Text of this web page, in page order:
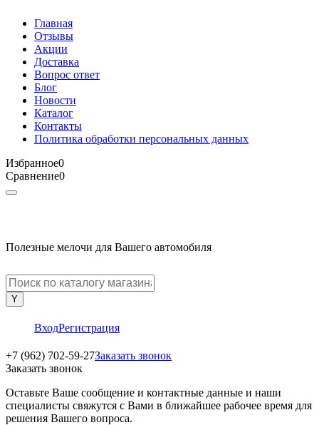
Главная
Отзывы
Акции
Доставка
Вопрос ответ
Блог
Новости
Каталог
Контакты
Политика обработки персональных данных
Избранное0
Сравнение0
Полезные мелочи для Вашего автомобиля
ВходРегистрация
+7 (962) 702-59-27Заказать звонок
Заказать звонок
Оставьте Ваше сообщение и контактные данные и наши
специалисты свяжутся с Вами в ближайшее рабочее время для
решения Вашего вопроса.